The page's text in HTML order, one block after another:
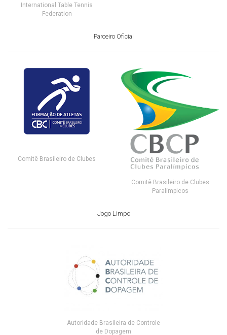
International Table Tennis
Federation
Parceiro Oficial
Comitê Brasileiro de Clubes
Comitê Brasileiro de Clubes
Paralímpicos
Jogo Limpo
Autoridade Brasileira de Controle
de Dopagem